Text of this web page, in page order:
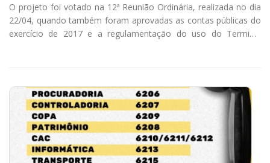
O projeto foi votado na 12ª Reunião Ordinária, realizada no dia
22/04, quando também foram aprovadas as contas públicas do
exercício de 2017 e a regulamentação do uso do Terminal